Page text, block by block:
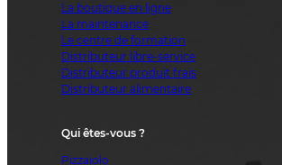
La boutique en ligne
La maintenance
Le centre de formation
Distributeur libre-service
Distributeur produit frais
Distributeur alimentaire
Qui êtes-vous ?
Pizzaiolo